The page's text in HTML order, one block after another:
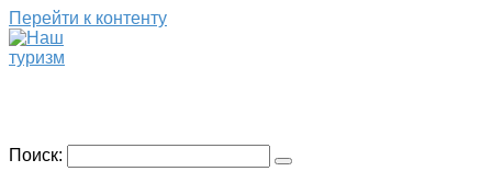
Перейти к контенту
Поиск: